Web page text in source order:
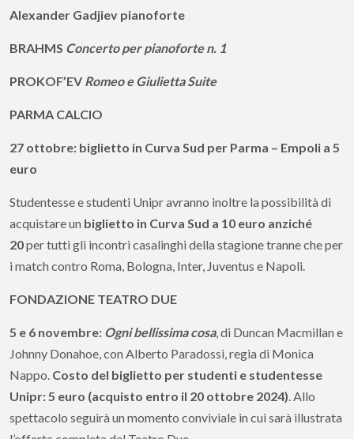
Alexander Gadjiev pianoforte
BRAHMS Concerto per pianoforte n. 1
PROKOF’EV Romeo e Giulietta Suite
PARMA CALCIO
27 ottobre: biglietto in Curva Sud per Parma – Empoli a 5
euro
Studentesse e studenti Unipr avranno inoltre la possibilità di
acquistare un biglietto in Curva Sud a 10 euro anziché
20per tutti gli incontri casalinghi della stagione tranne che per
i match contro Roma, Bologna, Inter, Juventus e Napoli.
FONDAZIONE TEATRO DUE
5 e 6 novembre: Ogni bellissima cosa, di Duncan Macmillan e
Johnny Donahoe, con Alberto Paradossi, regia di Monica
Nappo. Costo del biglietto per studenti e studentesse
Unipr: 5 euro (acquisto entro il 20 ottobre 2024). Allo
spettacolo seguirà un momento conviviale in cui sarà illustrata